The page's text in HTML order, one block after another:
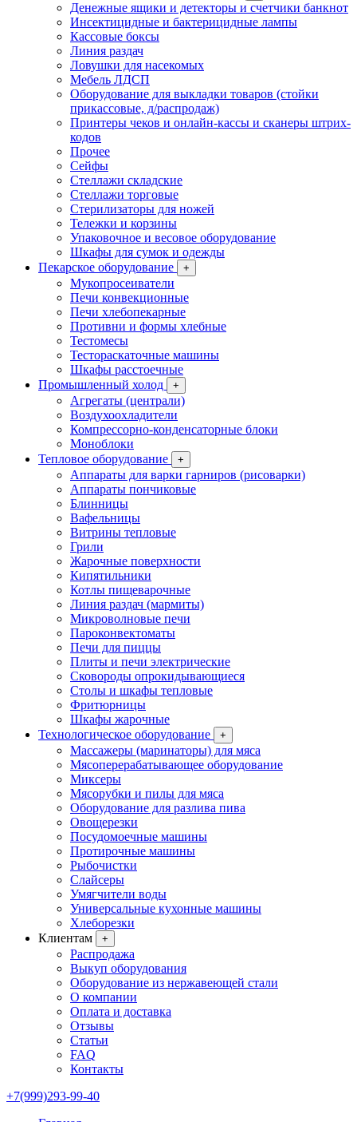
Денежные ящики и детекторы и счетчики банкнот
Инсектицидные и бактерицидные лампы
Кассовые боксы
Линия раздач
Ловушки для насекомых
Мебель ЛДСП
Оборудование для выкладки товаров (стойки
прикассовые, д/распродаж)
Принтеры чеков и онлайн-кассы и сканеры штрих-
кодов
Прочее
Сейфы
Стеллажи складские
Стеллажи торговые
Стерилизаторы для ножей
Тележки и корзины
Упаковочное и весовое оборудование
Шкафы для сумок и одежды
Пекарское оборудование
+
Мукопросеиватели
Печи конвекционные
Печи хлебопекарные
Противни и формы хлебные
Тестомесы
Тестораскаточные машины
Шкафы расстоечные
Промышленный холод
+
Агрегаты (централи)
Воздухоохладители
Компрессорно-конденсаторные блоки
Моноблоки
Тепловое оборудование
+
Аппараты для варки гарниров (рисоварки)
Аппараты пончиковые
Блинницы
Вафельницы
Витрины тепловые
Грили
Жарочные поверхности
Кипятильники
Котлы пищеварочные
Линия раздач (мармиты)
Микроволновые печи
Пароконвектоматы
Печи для пиццы
Плиты и печи электрические
Сковороды опрокидывающиеся
Столы и шкафы тепловые
Фритюрницы
Шкафы жарочные
Технологическое оборудование
+
Массажеры (маринаторы) для мяса
Мясоперерабатывающее оборудование
Миксеры
Мясорубки и пилы для мяса
Оборудование для разлива пива
Овощерезки
Посудомоечные машины
Протирочные машины
Рыбочистки
Слайсеры
Умягчители воды
Универсальные кухонные машины
Хлеборезки
Клиентам
+
Распродажа
Выкуп оборудования
Оборудование из нержавеющей стали
О компании
Оплата и доставка
Отзывы
Статьи
FAQ
Контакты
+7(999)293-99-40